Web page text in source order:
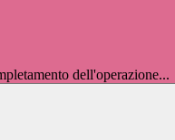
dell'operazione...